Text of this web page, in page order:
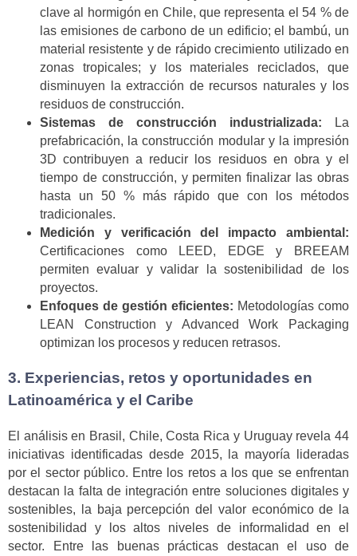
clave al hormigón en Chile, que representa el 54 % de
las emisiones de carbono de un edificio; el bambú, un
material resistente y de rápido crecimiento utilizado en
zonas tropicales; y los materiales reciclados, que
disminuyen la extracción de recursos naturales y los
residuos de construcción.
Sistemas de construcción industrializada:
La
prefabricación, la construcción modular y la impresión
3D contribuyen a reducir los residuos en obra y el
tiempo de construcción, y permiten finalizar las obras
hasta un 50 % más rápido que con los métodos
tradicionales.
Medición y verificación del impacto ambiental:
Certificaciones como LEED, EDGE y BREEAM
permiten evaluar y validar la sostenibilidad de los
proyectos.
Enfoques de gestión eficientes: Metodologías como
LEAN Construction y Advanced Work Packaging
optimizan los procesos y reducen retrasos.
3. Experiencias, retos y oportunidades en
Latinoamérica y el Caribe
El análisis en Brasil, Chile, Costa Rica y Uruguay revela 44
iniciativas identificadas desde 2015, la mayoría lideradas
por el sector público. Entre los retos a los que se enfrentan
destacan la falta de integración entre soluciones digitales y
sostenibles, la baja percepción del valor económico de la
sostenibilidad y los altos niveles de informalidad en el
sector. Entre las buenas prácticas destacan el uso de